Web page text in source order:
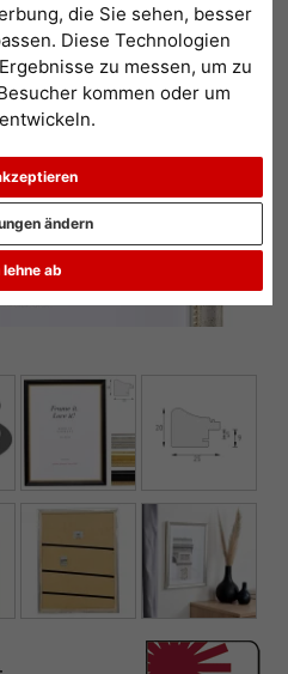
die Sie sehen, besser
Diese Technologien
zu messen, um zu
kommen oder um
lehne ab
ändern